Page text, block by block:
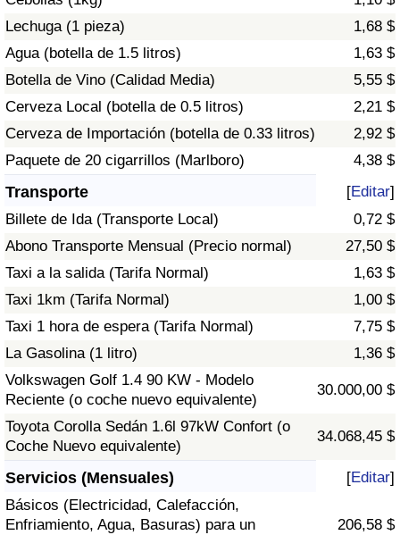
Lechuga (1 pieza)
1,68 $
Agua (botella de 1.5 litros)
1,63 $
Botella de Vino (Calidad Media)
5,55 $
Cerveza Local (botella de 0.5 litros)
2,21 $
Cerveza de Importación (botella de 0.33 litros)
2,92 $
Paquete de 20 cigarrillos (Marlboro)
4,38 $
Transporte [Editar]
Billete de Ida (Transporte Local)
0,72 $
Abono Transporte Mensual (Precio normal)
27,50 $
Taxi a la salida (Tarifa Normal)
1,63 $
Taxi 1km (Tarifa Normal)
1,00 $
Taxi 1 hora de espera (Tarifa Normal)
7,75 $
La Gasolina (1 litro)
1,36 $
Volkswagen Golf 1.4 90 KW - Modelo
Reciente (o coche nuevo equivalente)
30.000,00 $
Toyota Corolla Sedán 1.6l 97kW Confort (o
Coche Nuevo equivalente)
34.068,45 $
Servicios (Mensuales) [Editar]
Básicos (Electricidad, Calefacción,
Enfriamiento, Agua, Basuras) para un
206,58 $
Tráfico
Índice de Tráfico
Índice de Tráfico (Actual)
Índice de Tráfico por País